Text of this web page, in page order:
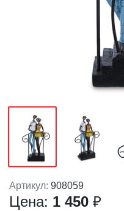
Артикул: 908059
Цена: 1 450 ₽